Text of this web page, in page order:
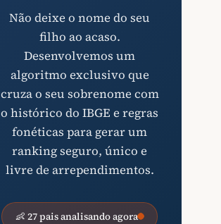
Não deixe o nome do seu
filho ao acaso.
Desenvolvemos um
algoritmo exclusivo que
cruza o seu sobrenome com
o histórico do IBGE e regras
fonéticas para gerar um
ranking seguro, único e
livre de arrependimentos.
👶 27 pais analisando agora